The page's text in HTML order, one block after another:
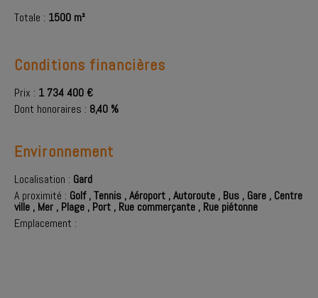
Totale : 1500 m²
Conditions financières
Prix : 1 734 400 €
Dont honoraires : 8,40 %
Environnement
Localisation : Gard
A proximité : Golf,Tennis ,Aéroport ,Autoroute , Bus , Gare , Centre
ville , Mer , Plage , Port , Rue commerçante , Rue piétonne
Emplacement :